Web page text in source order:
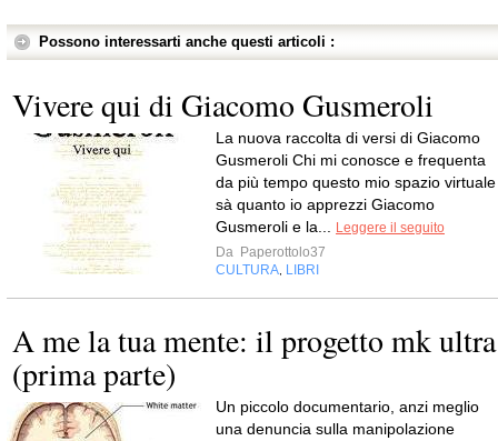
Possono interessarti anche questi articoli :
Vivere qui di Giacomo Gusmeroli
La nuova raccolta di versi di Giacomo
Gusmeroli Chi mi conosce e frequenta
da più tempo questo mio spazio virtuale
sà quanto io apprezzi Giacomo
Gusmeroli e la...
Leggere il seguito
Da Paperottolo37
CULTURA LIBRI
A me la tua mente: il progetto mk ultra
(prima parte)
Un piccolo documentario, anzi meglio
una denuncia sulla manipolazione